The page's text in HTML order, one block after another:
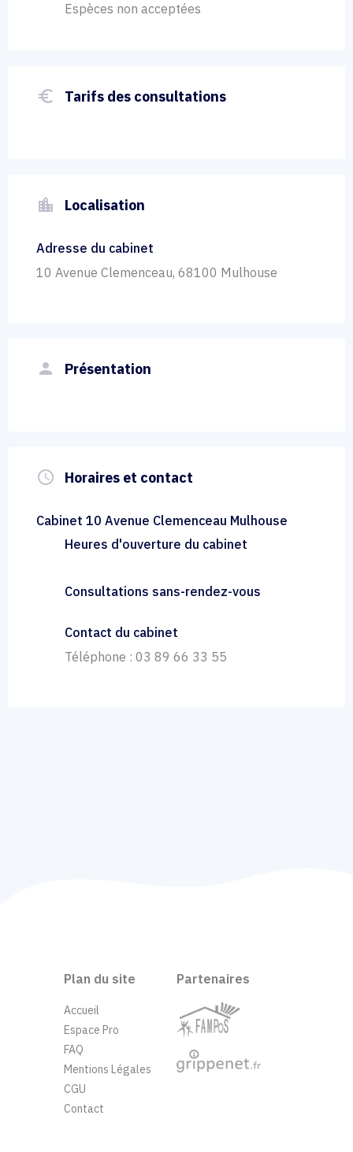
Espèces non acceptées
euro_symbol Tarifs des consultations
location_city Localisation
Adresse du cabinet
10 Avenue Clemenceau, 68100 Mulhouse
person Présentation
query_builder Horaires et contact
Cabinet 10 Avenue Clemenceau Mulhouse
Heures d'ouverture du cabinet
Consultations sans-rendez-vous
Contact du cabinet
Téléphone : 03 89 66 33 55
Plan du site
Accueil
Espace Pro
FAQ
Mentions Légales
CGU
Contact
Partenaires